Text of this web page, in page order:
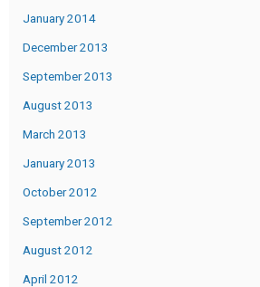
January 2014
December 2013
September 2013
August 2013
March 2013
January 2013
October 2012
September 2012
August 2012
April 2012